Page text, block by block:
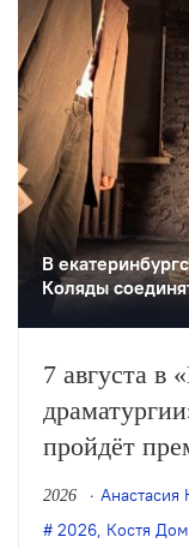
В
Коляды
7 августа в
пройдёт
Доминского
2026
Анастасия
2026, Костя